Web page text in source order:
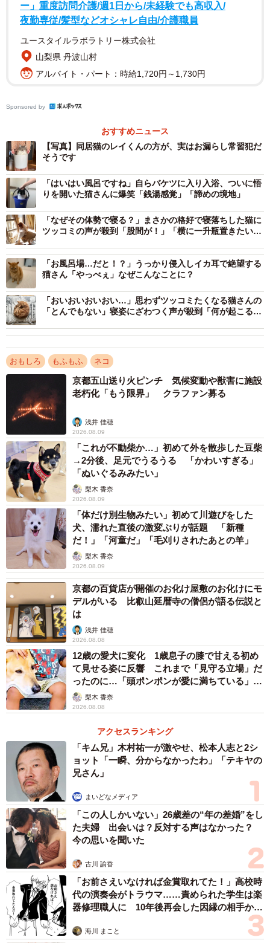
1/4
座椅子に粗相をしてションボリする猫の写真がTwitter上で話題を集めた
（提供写真）
――奥さんから送られてきた、ションボリ顔のエマちゃん
の写真。粗相をされたとのことですが、エマちゃんは何を
やらかしちゃったのでしょう？
「私のよく座るお気に入りの座椅子にオシッコをしてしま
ったそうです（苦笑）」
――あらら。ネコランドさんの座椅子にお漏らししちゃっ
たんですね！
「最近、妻と追いかけっこをして遊ぶのがブームらしく･･･
休みだった妻と家の中で走り回ってたら座椅子の上に勢い
余って粗相をしたそうです」
テンションが上がりすぎて、ネコランドさんの座椅子にお漏らししちゃ
ったエマちゃん。ごめんにゃさい（提供写真）
――エマちゃん、楽しくてテンションが上がりすぎちゃっ
たんですね（笑）。写真は、お漏らししたあとのエマちゃ
ん？
「はい。最初は座椅子を掃除してる妻の横にいたんです
が、ブツブツ言いながら掃除をする妻に気まずくなって
か、キャットタワーに逃げ込んだときの写真です」
――なるほど。逃げ込んだエマちゃんの前に奥さんが段ボ
ールを差し込み、エマちゃんに代わって「反省文」を書い
たんですね。「テンションが上がりすぎて、座イスに粗相
ー」重度訪問介護/週1日から/未経験でも高収入/
夜勤専従/髪型などオシャレ自由/介護職員
ユースタイルラボラトリー株式会社
山梨県 丹波山村
アルバイト・パート：時給1,720円～1,730円
Sponsored by
おすすめニュース
【写真】同居猫のレイくんの方が、実はお漏らし常習犯だ
そうです
「はいはい風呂ですね」自らバケツに入り入浴、ついに悟
りを開いた猫さんに爆笑「銭湯感覚」「諦めの境地」
「なぜその体勢で寝る？」まさかの格好で寝落ちした猫に
ツッコミの声が殺到「股間が！」「横に一升瓶置きたい
「お風呂場…だと！？」うっかり侵入しイカ耳で絶望する
猫さん「やっべぇ」なぜこんなことに？
「おいおいおいおい…」思わずツッコミたくなる猫さんの
「とんでもない」寝姿にざわつく声が殺到「何が起こるん
おもしろ もふもふ ネコ
京都五山送り火ピンチ 気候変動や獣害に施設
老朽化「もう限界」 クラファン募る
浅井 佳穂
2026.08.09
「これが不動柴か…」初めて外を散歩した豆柴
→2分後、足元でうるうる 「かわいすぎる」
「ぬいぐるみみたい」
梨木 香奈
2026.08.09
「体だけ別生物みたい」初めて川遊びをした
犬、濡れた直後の激変ぶりが話題 「新種
だ！」「河童だ」「毛刈りされたあとの羊」
梨木 香奈
2026.08.09
京都の百貨店が開催のお化け屋敷のお化けにモ
デルがいる 比叡山延暦寺の僧侶が語る伝説と
は
浅井 佳穂
2026.08.08
12歳の愛犬に変化 1歳息子の膝で甘える初め
て見せる姿に反響 これまで「見守る立場」だ
ったのに…「頭ポンポンが愛に満ちている」
「尊…」
梨木 香奈
2026.08.08
アクセスランキング
「キム兄」木村祐一が激やせ、松本人志と2シ
ョット「一瞬、分からなかったわ」「テキヤの
兄さん」
まいどなメディア
「この人しかいない」26歳差の“年の差婚”をし
た夫婦 出会いは？反対する声はなかった？
今の思いを聞いた
古川 諭香
「お前さえいなければ金賞取れてた！」高校時
代の演奏会がトラウマ……責められた学生は楽
器修理職人に 10年後再会した因縁の相手から
海川 まこと